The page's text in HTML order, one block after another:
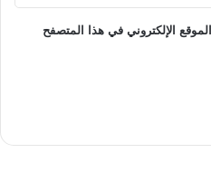
الإلكتروني في هذا المتصفح